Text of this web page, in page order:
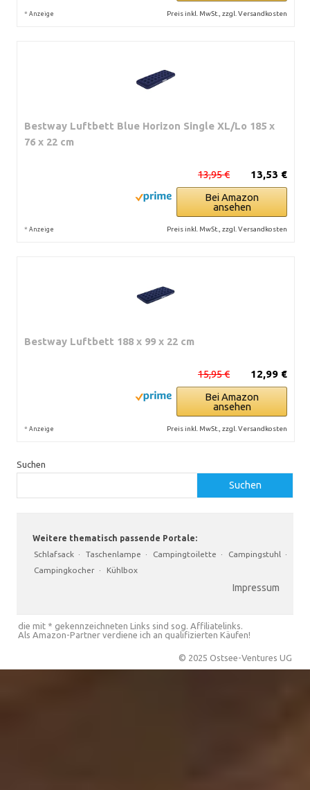
* Anzeige Preis inkl. MwSt., zzgl. Versandkosten
Bestway Luftbett Blue Horizon Single XL/Lo 185 x
76 x 22 cm
13,53 €
13,95 €
Bei Amazon
ansehen
* Anzeige Preis inkl. MwSt., zzgl. Versandkosten
Bestway Luftbett 188 x 99 x 22 cm
12,99 €
15,95 €
Bei Amazon
ansehen
* Anzeige Preis inkl. MwSt., zzgl. Versandkosten
Suchen
Suchen
Weitere thematisch passende Portale:
Schlafsack · Taschenlampe · Campingtoilette · Campingstuhl ·
Campingkocher · Kühlbox
Impressum
die mit * gekennzeichneten Links sind sog. Affiliatelinks.
Als Amazon-Partner verdiene ich an qualifizierten Käufen!
© 2025 Ostsee-Ventures UG